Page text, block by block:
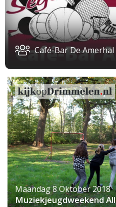
Café-Bar De Amerhal
Maandag 8 Oktober 2018
Muziekjeugdweekend